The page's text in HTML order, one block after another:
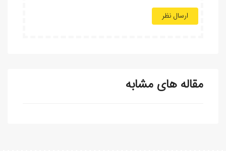
ارسال نظر
مقاله های مشابه